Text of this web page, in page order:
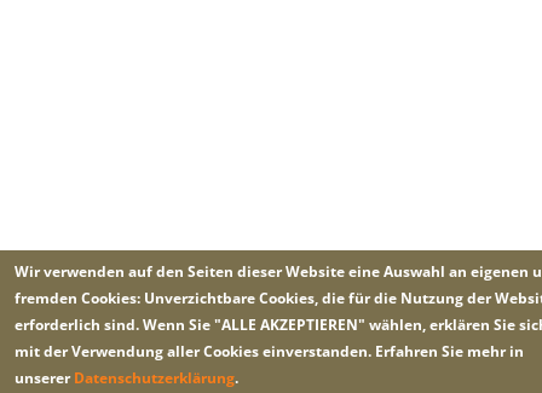
Wir verwenden auf den Seiten dieser Website eine Auswahl an eigenen
fremden Cookies: Unverzichtbare Cookies, die für die Nutzung der
erforderlich sind. Wenn Sie "ALLE AKZEPTIEREN" wählen, erklären Sie
mit der Verwendung aller Cookies einverstanden. Erfahren Sie mehr in
unsererDatenschutzerklärung.